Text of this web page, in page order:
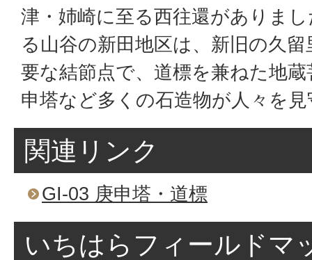
津・姉崎に至る西往還がありま
る山谷の新田地区は、新旧の久
要な結節点で、道標を兼ねた地
申塔など多くの石造物が人々を
関連リンク
GI-03 庚申塔・道標
いちはらフィールドマ